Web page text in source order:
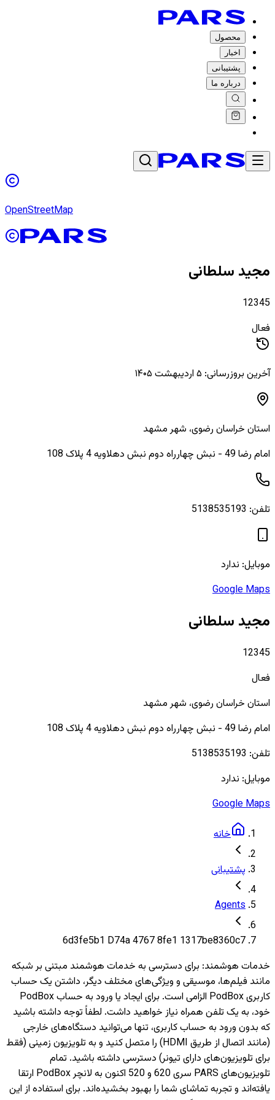
محصول
اخبار
پشتیبانی
درباره ما
OpenStreetMap
مجید سلطانی
12345
فعال
آخرین بروزرسانی: ۵ اردیبهشت ۱۴۰۵
استان خراسان رضوی، شهرمشهد
امام رضا 49 - نبش چهارراه دوم نبش دهلاويه 4 پلاک 108
تلفن: 5138535193
موبایل: ندارد
Google Maps
مجید سلطانی
12345
فعال
استان خراسان رضوی، شهرمشهد
امام رضا 49 - نبش چهارراه دوم نبش دهلاويه 4 پلاک 108
تلفن: 5138535193
موبایل: ندارد
Google Maps
خانه
پشتیبانی
Agents
6d3fe5b1 D74a 4767 8fe1 1317be8360c7
خدمات هوشمند: برای دسترسی به خدمات هوشمند مبتنی بر شبکه
مانند فیلم‌ها، موسیقی و ویژگی‌های مختلف دیگر، داشتن یک حساب
کاربری PodBox الزامی است. برای ایجاد یا ورود به حساب PodBox
خود، به یک تلفن همراه نیاز خواهید داشت. لطفاً توجه داشته باشید
که بدون ورود به حساب کاربری، تنها می‌توانید دستگاه‌های خارجی
(مانند اتصال از طریق HDMI) را متصل کنید و به تلویزیون‌ زمینی (فقط
برای تلویزیون‌های دارای تیونر) دسترسی داشته باشید. تمام
تلویزیون‌های PARS سری 620 و 520 اکنون به لانچر PodBox ارتقا
یافته‌اند و تجربه تماشای شما را بهبود بخشیده‌اند. برای استفاده از این